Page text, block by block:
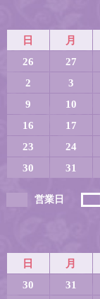
日 月
26
27
2
3
9
10
16
17
23
24
30
31
営業日
日 月
30
31